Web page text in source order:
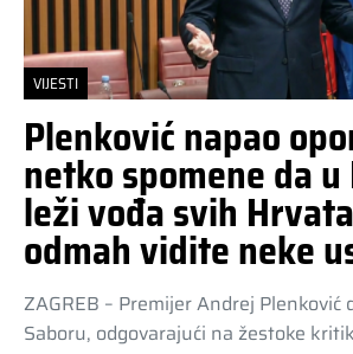
VIJESTI
Plenković napao
netko spomene da
leži vođa svih
odmah vidite neke
ZAGREB – Premijer Andrej Plenković
Saboru, odgovarajući na žestoke